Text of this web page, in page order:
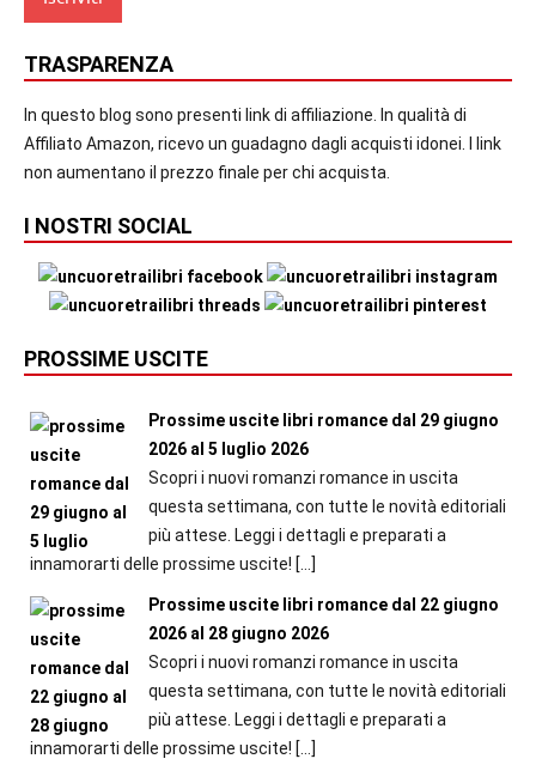
TRASPARENZA
In questo blog sono presenti link di affiliazione. In qualità di
Affiliato Amazon, ricevo un guadagno dagli acquisti idonei. I link
non aumentano il prezzo finale per chi acquista.
I NOSTRI SOCIAL
PROSSIME USCITE
Prossime uscite libri romance dal 29 giugno
2026 al 5 luglio 2026
Scopri i nuovi romanzi romance in uscita
questa settimana, con tutte le novità editoriali
più attese. Leggi i dettagli e preparati a
innamorarti delle prossime uscite! […]
Prossime uscite libri romance dal 22 giugno
2026 al 28 giugno 2026
Scopri i nuovi romanzi romance in uscita
questa settimana, con tutte le novità editoriali
più attese. Leggi i dettagli e preparati a
innamorarti delle prossime uscite! […]